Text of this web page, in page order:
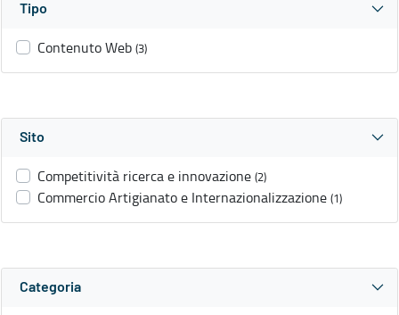
Tipo
Contenuto Web (3)
Sito
Competitività ricerca e innovazione (2)
Commercio Artigianato e Internazionalizzazione (1)
Categoria